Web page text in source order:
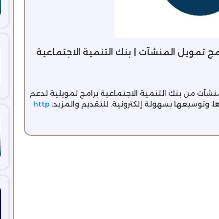
تمويل المنشآت | بنك التنمية الاجتماعية
من بنك التنمية الاجتماعية برامج تمويلية لدعم
وتوسيعها بسهولة إلكترونية. للتقديم والمزيد: http